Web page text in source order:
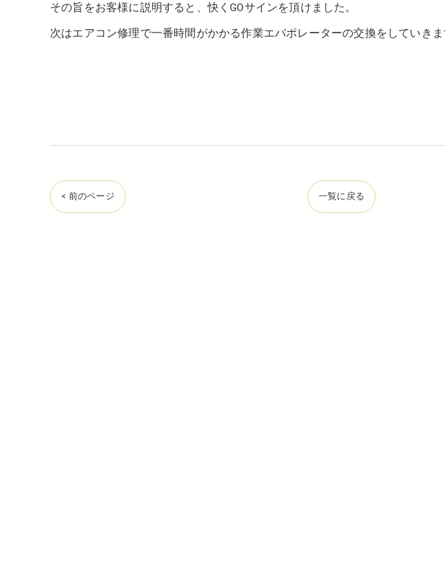
その旨をお客様に説明すると、快くGOサインを頂けました。
次はエアコン修理で一番時間がかかる作業エバポレーターの交換をしていきま
< 前のページ 一覧に戻る